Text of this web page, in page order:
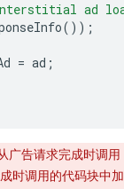
interstitial ad
());
= ad ;
广告请求完成时调用
时调用的代码块中加